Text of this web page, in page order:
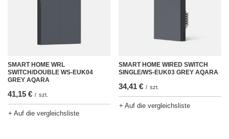
SMART HOME WRL
SWITCH/DOUBLE WS-EUK04
GREY AQARA
41,15 € / szt.
+ Auf die vergleichsliste
SMART HOME WIRED SWITCH
SINGLE/WS-EUK03 GREY AQARA
34,41 € / szt.
+ Auf die vergleichsliste